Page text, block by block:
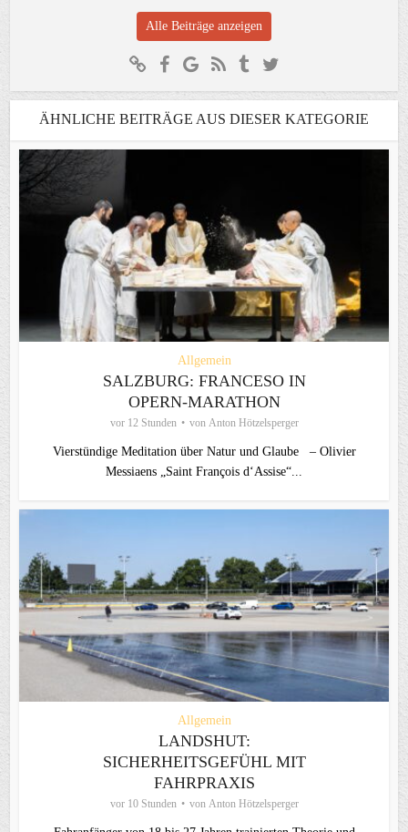
Alle Beiträge anzeigen
ÄHNLICHE BEITRÄGE AUS DIESER KATEGORIE
Allgemein
SALZBURG: FRANCESO IN
OPERN-MARATHON
vor 12 Stunden von Anton Hötzelsperger
Vierstündige Meditation über Natur und Glaube – Olivier
Messiaens „Saint François d‘Assise“...
Allgemein
LANDSHUT:
SICHERHEITSGEFÜHL MIT
FAHRPRAXIS
vor 10 Stunden von Anton Hötzelsperger